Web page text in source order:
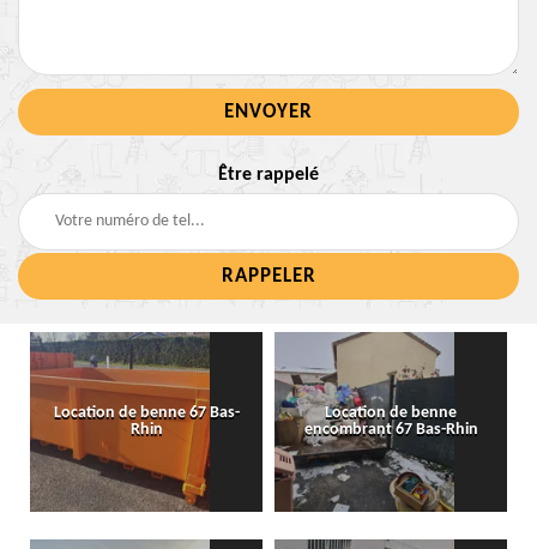
Être rappelé
Location de benne 67 Bas-
Rhin
Location de benne
encombrant 67 Bas-Rhin